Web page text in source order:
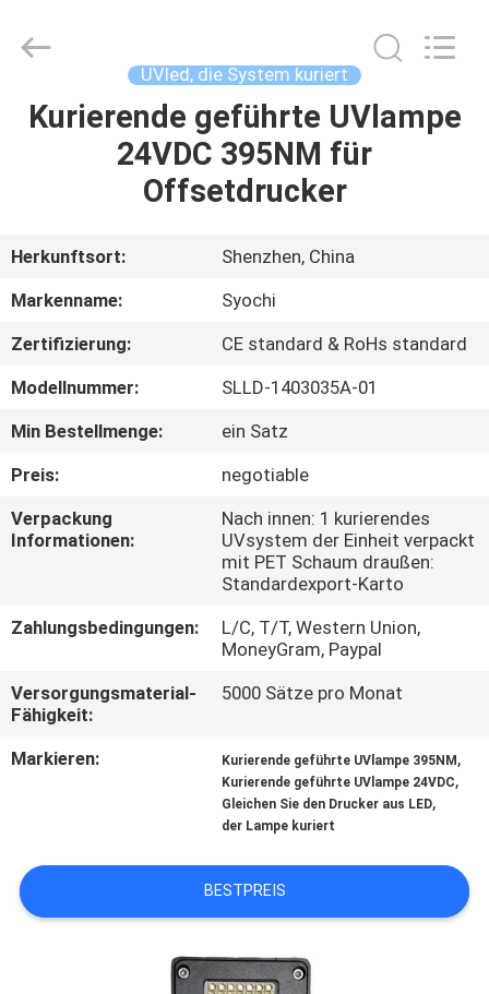
HAUS
PRODUKTE
ÜBER
UNS
FABRIK-
AUSFLUG
QUALITÄTSKONTROLLE
TRETEN
MIT
IN
VERBINDUNG
FORDERN
SIE
Electronics
Reserved.
UVled, die System kuriert
Kurierende geführte UVlampe
24VDC 395NM für
Offsetdrucker
Herkunftsort:
Shenzhen, China
Markenname:
Syochi
Zertifizierung:
CE standard & RoHs standard
Modellnummer:
SLLD-1403035A-01
Min Bestellmenge:
ein Satz
Preis:
negotiable
Verpackung
Informationen:
Nach innen: 1 kurierendes
UVsystem der Einheit verpackt
mit PET Schaum draußen:
Standardexport-Karto
Zahlungsbedingungen:
L/C, T/T, Western Union,
MoneyGram, Paypal
Versorgungsmaterial-
Fähigkeit:
5000 Sätze pro Monat
Markieren: Kurierende geführte UVlampe 395NM ,
Kurierende geführte UVlampe 24VDC,
Gleichen Sie den Drucker aus LED,
der Lampe kuriert
BESTPREIS